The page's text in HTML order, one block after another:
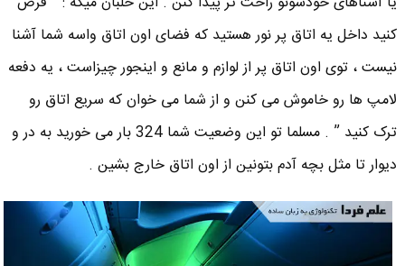
کنید داخل یه اتاق پر نور هستید که فضای اون اتاق واسه شما آشنا
نیست ، توی اون اتاق پر از لوازم و مانع و اینجور چیزاست ، یه دفعه
لامپ ها رو خاموش می کنن و از شما می خوان که سریع اتاق رو
ترک کنید ” . مسلما تو این وضعیت شما 324 بار می خورید به در و
دیوار تا مثل بچه آدم بتونین از اون اتاق خارج بشین .